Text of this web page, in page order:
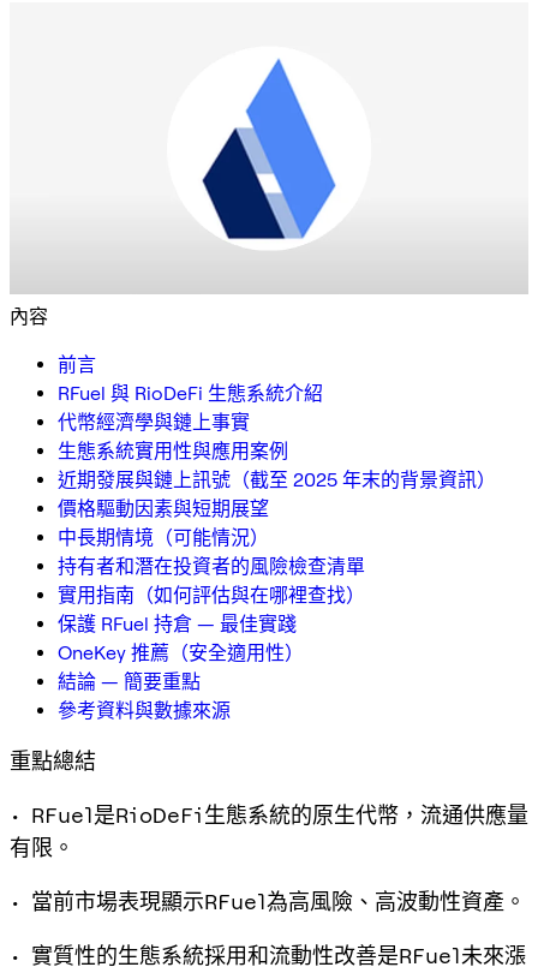
內容
前言
RFuel 與 RioDeFi 生態系統介紹
代幣經濟學與鏈上事實
生態系統實用性與應用案例
近期發展與鏈上訊號（截至 2025 年末的背景資訊）
價格驅動因素與短期展望
中長期情境（可能情況）
持有者和潛在投資者的風險檢查清單
實用指南（如何評估與在哪裡查找）
保護 RFuel 持倉 — 最佳實踐
OneKey 推薦（安全適用性）
結論 — 簡要重點
參考資料與數據來源
重點總結
• RFuel是RioDeFi生態系統的原生代幣，流通供應量
有限。
• 當前市場表現顯示RFuel為高風險、高波動性資產。
• 實質性的生態系統採用和流動性改善是RFuel未來漲